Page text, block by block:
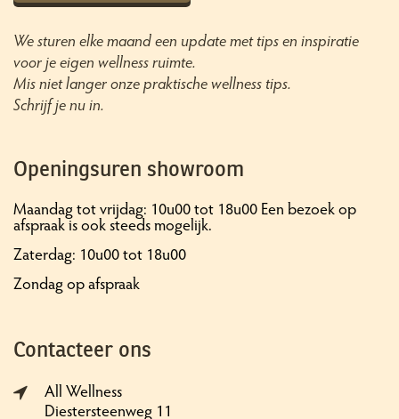
We sturen elke maand een update met tips en inspiratie
voor je eigen wellness ruimte.
Mis niet langer onze praktische wellness tips.
Schrijf je nu in.
Openingsuren showroom
Maandag tot vrijdag: 10u00 tot 18u00 Een bezoek op
afspraak is ook steeds mogelijk.
Zaterdag: 10u00 tot 18u00
Zondag op afspraak
Contacteer ons
All Wellness
Diestersteenweg 11